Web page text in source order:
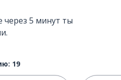
через 5 минут ты
19